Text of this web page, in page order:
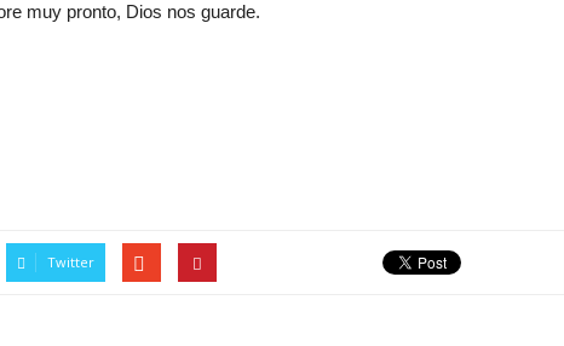
muy pronto, Dios nos guarde.
Twitter